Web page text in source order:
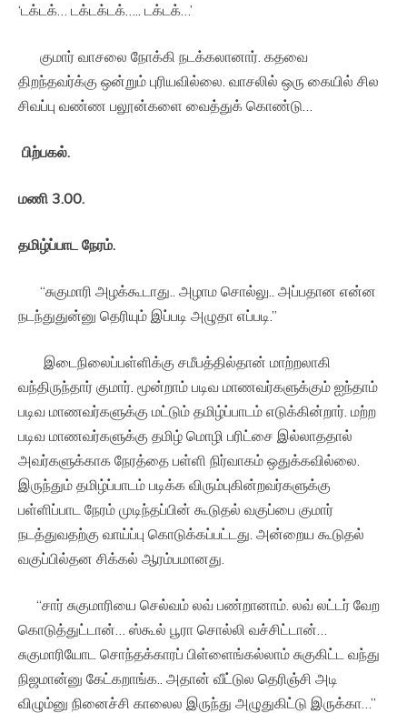
‘டக்டக்… டக்டக்டக்….. டக்டக்…’
குமார் வாசலை நோக்கி நடக்கலானார். கதவை
திறந்தவர்க்கு ஒன்றும் புரியவில்லை. வாசலில் ஒரு கையில் சில
சிவப்பு வண்ண பலூன்களை வைத்துக் கொண்டு…
பிற்பகல்.
மணி 3.00.
தமிழ்ப்பாட நேரம்.
“சுகுமாரி அழக்கூடாது.. அழாம சொல்லு.. அப்பதான என்ன
நடந்துதுன்னு தெரியும் இப்படி அழுதா எப்படி.”
இடைநிலைப்பள்ளிக்கு சமீபத்தில்தான் மாற்றலாகி
வந்திருந்தார் குமார். மூன்றாம் படிவ மாணவர்களுக்கும் ஐந்தாம்
படிவ மாணவர்களுக்கு மட்டும் தமிழ்ப்பாடம் எடுக்கின்றார். மற்ற
படிவ மாணவர்களுக்கு தமிழ் மொழி பரிட்சை இல்லாததால்
அவர்களுக்காக நேரத்தை பள்ளி நிர்வாகம் ஒதுக்கவில்லை.
இருந்தும் தமிழ்ப்பாடம் படிக்க விரும்புகின்றவர்களுக்கு
பள்ளிப்பாட நேரம் முடிந்தப்பின் கூடுதல் வகுப்பை குமார்
நடத்துவதற்கு வாய்ப்பு கொடுக்கப்பட்டது. அன்றைய கூடுதல்
வகுப்பில்தன சிக்கல் ஆரம்பமானது.
“சார் சுகுமாரியை செல்வம் லவ் பண்றானாம். லவ் லட்டர் வேற
கொடுத்துட்டான்… ஸ்கூல் பூரா சொல்லி வச்சிட்டான்…
சுகுமாரியோட சொந்தக்காரப் பிள்ளைங்கல்லாம் சுகுகிட்ட வந்து
நிஜமான்னு கேட்கறாங்க.. அதான் வீட்டுல தெரிஞ்சி அடி
விழும்னு நினைச்சி காலைல இருந்து அழுதுகிட்டு இருக்கா…”